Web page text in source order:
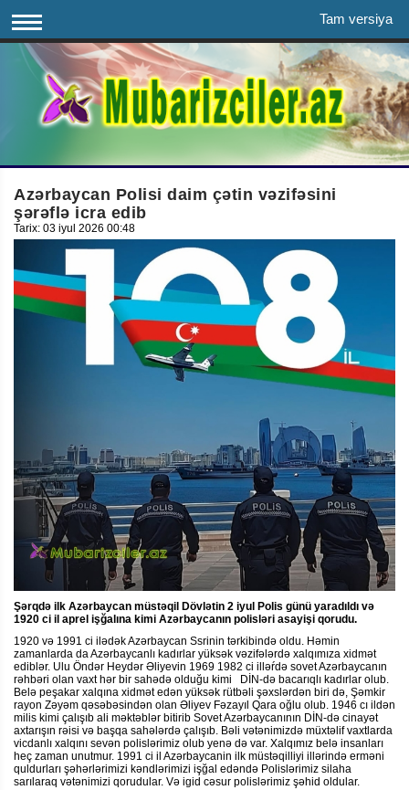
Tam versiya
Azərbaycan Polisi daim çətin vəzifəsini
şərəflə icra edib
Tarix: 03 iyul 2026 00:48
Şərqdə ilk Azərbaycan müstəqil Dövlətin 2 iyul Polis günü yaradıldı və
1920 ci il aprel işğalına kimi Azərbaycanın polisləri asayişi qorudu.
1920 və 1991 ci ilədək Azərbaycan Ssrinin tərkibində oldu. Həmin
zamanlarda da Azərbaycanlı kadırlar yüksək vəzifələrdə xalqımıza xidmət
ediblər. Ulu Öndər Heydər Əliyevin 1969 1982 ci illəŕdə sovet Azərbaycanın
rəhbəri olan vaxt hər bir sahədə olduğu kimi DİN-də bacarıqlı kadırlar olub.
Belə peşakar xalqına xidmət edən yüksək rütbəli şəxslərdən biri də, Şəmkir
rayon Zəyəm qəsəbəsindən olan Əliyev Fəzayıl Qara oğlu olub. 1946 cı ildən
milis kimi çalışıb ali məktəblər bitirib Sovet Azərbaycanının DİN-də cinayət
axtarışın rəisi və başqa sahələrdə çalışıb. Bəli vətənimizdə müxtəlif vaxtlarda
vicdanlı xalqını sevən polislərimiz olub yenə də var. Xalqımız belə insanları
heç zaman unutmur. 1991 ci il Azərbaycanin ilk müstəqilliyi illərində erməni
quldurları şəhərlərimizi kəndlərimizi işğal edəndə Polislərimiz silaha
sarılaraq vətənimizi qorudular. Və igid cəsur polislərimiz şəhid oldular.